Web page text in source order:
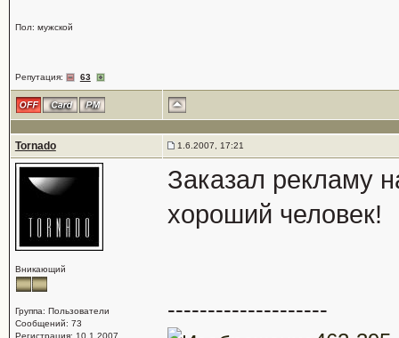
Пол: мужской
Репутация: 63
Tornado 1.6.2007, 17:21
Вникающий
Группа: Пользователи
Сообщений: 73
Регистрация: 10.1.2007
Заказал рекламу
хороший человек!
--------------------